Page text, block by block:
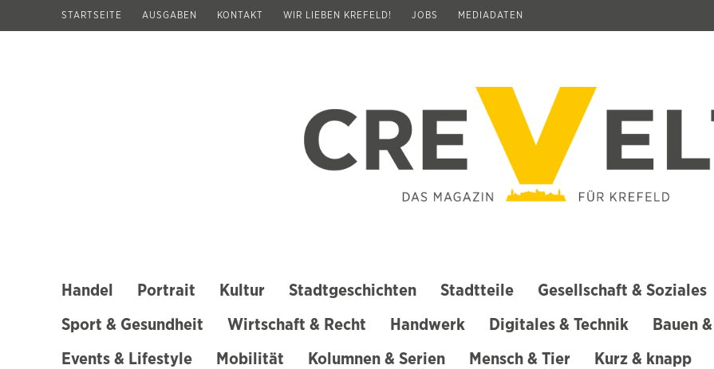
STARTSEITE AUSGABEN KONTAKT WIR LIEBEN KREFELD! JOBS MEDIADATEN
Handel Portrait Kultur Stadtgeschichten Stadtteile Gesellschaft & Soziales
Sport & Gesundheit Wirtschaft & Recht Handwerk Digitales & Technik Bauen
Events & Lifestyle Mobilität Kolumnen & Serien Mensch & Tier Kurz & knapp